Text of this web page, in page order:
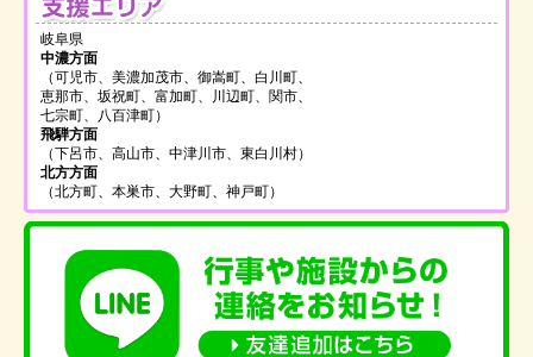
岐阜県
中濃方面
（可児市、美濃加茂市、御嵩町、白川町、
恵那市、坂祝町、富加町、川辺町、関市、
七宗町、八百津町）
飛騨方面
（下呂市、高山市、中津川市、東白川村）
北方方面
（北方町、本巣市、大野町、神戸町）